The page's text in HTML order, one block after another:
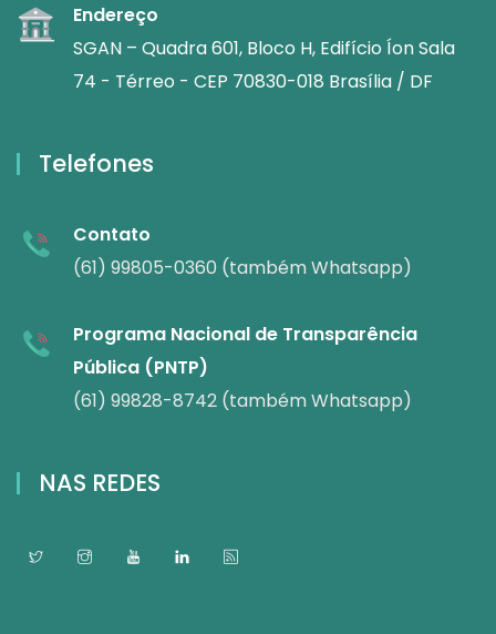
Endereço
SGAN – Quadra 601, Bloco H, Edifício Íon Sala
74 - Térreo - CEP 70830-018 Brasília / DF
Telefones
Contato
(61) 99805-0360 (também Whatsapp)
Programa Nacional de Transparência
Pública (PNTP)
(61) 99828-8742 (também Whatsapp)
NAS REDES